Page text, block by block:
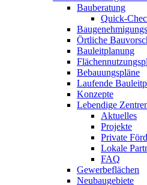
Bauberatung
Quick-
Örtliche
Bauleitplanung
Bebauungspläne
Laufende
Konzepte
Lebendige
Aktuelles
Projekte
Private
Lokale
FAQ
Gewerbeflächen
Neubaugebiete